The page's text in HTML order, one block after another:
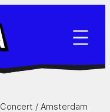
Concert / Amsterdam